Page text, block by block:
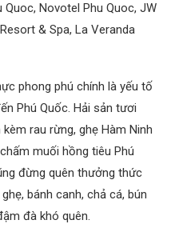
Novotel Phu Quoc, JW
& Spa, La Veranda
phong phú chính là yếu tố
Phú Quốc. Hải sản tươi
rau rừng, ghẹ Hàm Ninh
muối hồng tiêu Phú
đừng quên thưởng thức
bánh canh, chả cá, bún
đà khó quên.